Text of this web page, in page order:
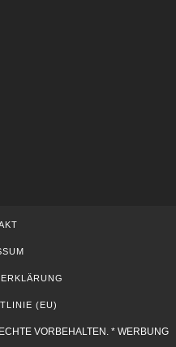
(EU)
VORBEHALTEN. * WERBUNG